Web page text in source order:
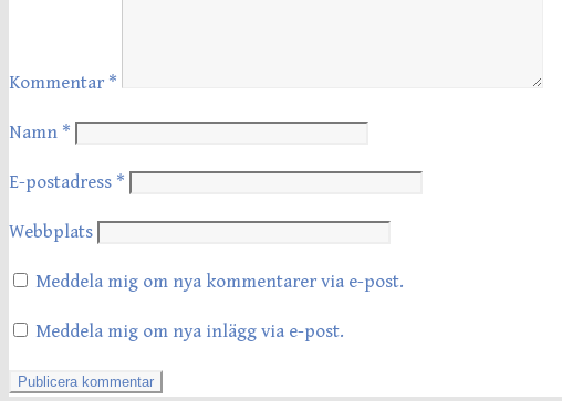
Kommentar *
Namn *
E-postadress *
Webbplats
Meddela mig om nya kommentarer via e-post.
Meddela mig om nya inlägg via e-post.